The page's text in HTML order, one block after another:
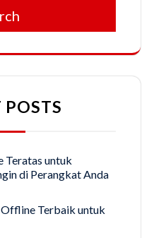
POSTS
Teratas untuk
di Perangkat Anda
Offline Terbaik untuk